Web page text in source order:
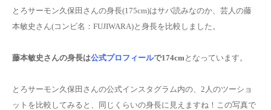
とろサーモン久保田さんの身長(175cm)はサバ読みなのか、芸人の藤
本敏史さん(コンビ名：FUJIWARA)と身長を比較しました。
藤本敏史さんの身長は公式プロフィールで174cm となっています。
とろサーモン久保田さんの公式インスタグラム内の、2人のツーショ
ットを比較してみると、
同じくらいの身長に見えますね！この写真で